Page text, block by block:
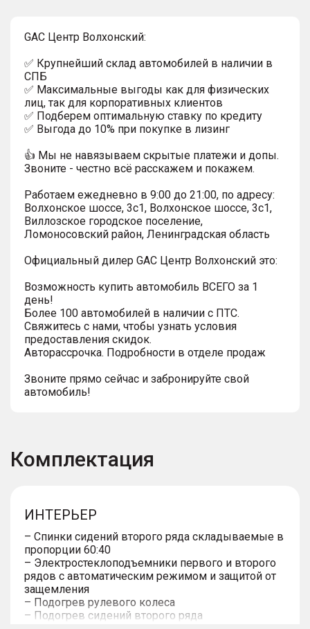
GAC Центр Волхонский:
✅ Крупнейший склад автомобилей в наличии в
СПБ
✅ Максимальные выгоды как для физических
лиц, так для корпоративных клиентов
✅ Подберем оптимальную ставку по кредиту
✅ Выгода до 10% при покупке в лизинг
👍 Мы не навязываем скрытые платежи и допы.
Звоните - честно всё расскажем и покажем.
Работаем ежедневно в 9:00 до 21:00, по адресу:
Волхонское шоссе, 3с1, Волхонское шоссе, 3с1,
Виллозское городское поселение,
Ломоносовский район, Ленинградская область
Официальный дилер GAC Центр Волхонский это:
Возможность купить автомобиль ВСЕГО за 1
день!
Более 100 автомобилей в наличии с ПТС.
Свяжитесь с нами, чтобы узнать условия
предоставления скидок.
Авторассрочка. Подробности в отделе продаж
Звоните прямо сейчас и забронируйте свой
автомобиль!
Комплектация
ИНТЕРЬЕР
– Спинки сидений второго ряда складываемые в
пропорции 60:40
– Электростеклоподъемники первого и второго
рядов с автоматическим режимом и защитой от
защемления
– Подогрев рулевого колеса
– Подогрев сидений второго ряда